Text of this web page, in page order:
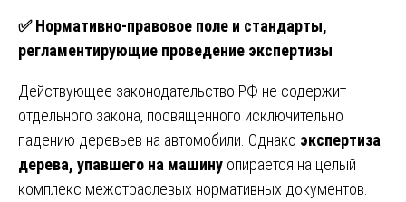
✅Нормативно-правовое поле и стандарты,
регламентирующие проведение экспертизы
Действующее законодательство РФ не содержит
отдельного закона, посвященного исключительно
падению деревьев на автомобили. Однако экспертиза
дерева, упавшего на машину опирается на целый
комплекс межотраслевых нормативных документов.